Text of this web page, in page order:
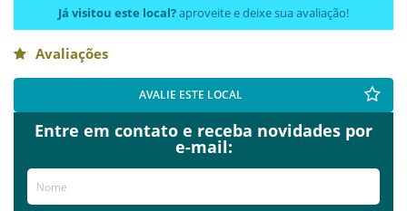
Já visitou este local?aproveite e deixe sua avaliação!
Avaliações
AVALIE ESTE LOCAL
Entre em contato e receba novidades por
e-mail: